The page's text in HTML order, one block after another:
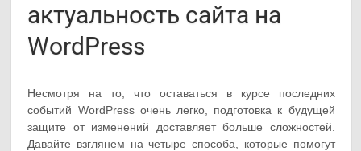
актуальность сайта на
WordPress
Несмотря на то, что оставаться в курсе последних
событий WordPress очень легко, подготовка к будущей
защите от изменений доставляет больше сложностей.
Давайте взглянем на четыре способа, которые помогут